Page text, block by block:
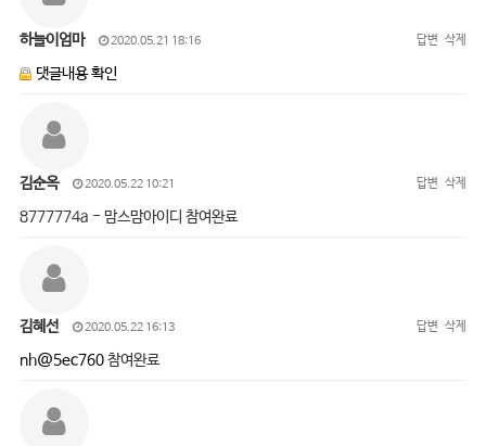
하늘이엄마 2020.05.21 18:16 답변 삭제
댓글내용 확인
김순옥 2020.05.22 10:21 답변 삭제
8777774a - 맘스맘아이디 참여완료
김혜선 2020.05.22 16:13 답변 삭제
nh@5ec760참여완료